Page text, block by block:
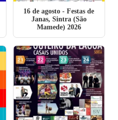
16 de agosto - Festas de
Janas, Sintra (São
Mamede) 2026